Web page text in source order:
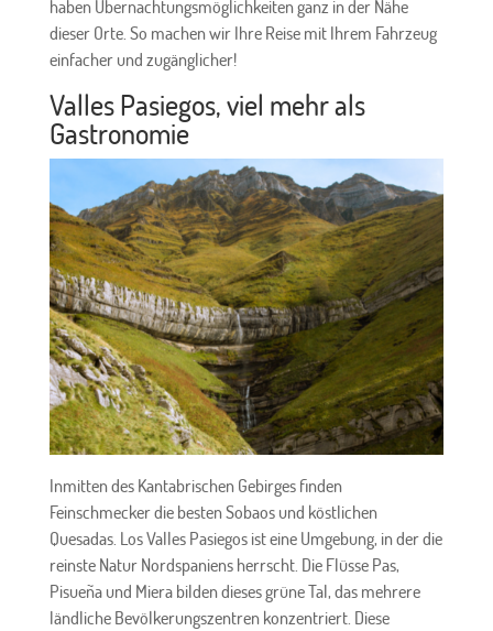
haben Übernachtungsmöglichkeiten ganz in der Nähe
dieser Orte. So machen wir Ihre Reise mit Ihrem Fahrzeug
einfacher und zugänglicher!
Valles Pasiegos, viel mehr als
Gastronomie
Inmitten des Kantabrischen Gebirges finden
Feinschmecker die besten Sobaos und köstlichen
Quesadas. Los Valles Pasiegos ist eine Umgebung, in der die
reinste Natur Nordspaniens herrscht. Die Flüsse Pas,
Pisueña und Miera bilden dieses grüne Tal, das mehrere
ländliche Bevölkerungszentren konzentriert. Diese